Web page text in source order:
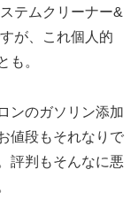
テムクリーナー&
が、これ個人的
も。
ンのガソリン添加
値段もそれなりで
評判もそんなに悪